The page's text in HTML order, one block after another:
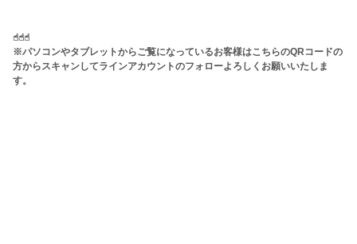
☝︎☝︎☝︎
※パソコンやタブレットからご覧になっているお客様はこちらのQRコードの
方からスキャンしてラインアカウントのフォローよろしくお願いいたしま
す。